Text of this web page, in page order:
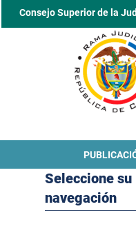
Consejo Superior de la
Seleccione
navegación